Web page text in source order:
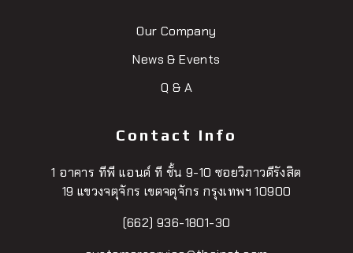
Our Company
News & Events
Q & A
Contact Info
1 อาคาร ทีพี แอนด์ ที ชั้น 9-10 ซอยวิภาวดีรังสิต
19 แขวงจตุจักร เขตจตุจักร กรุงเทพฯ 10900
(662) 936-1801-30